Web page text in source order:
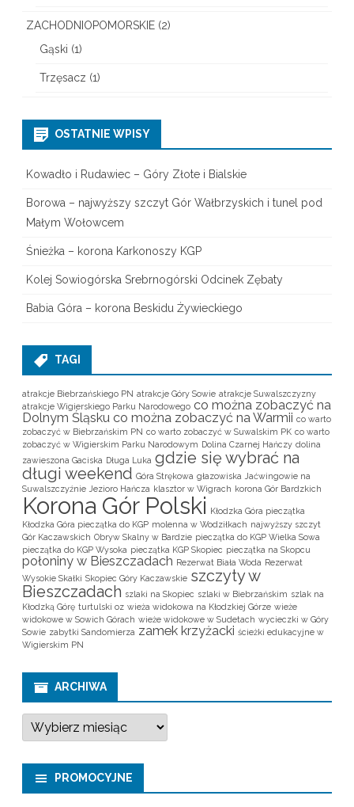
ZACHODNIOPOMORSKIE (2)
Gąski (1)
Trzęsacz (1)
OSTATNIE WPISY
Kowadło i Rudawiec – Góry Złote i Bialskie
Borowa – najwyższy szczyt Gór Wałbrzyskich i tunel pod
Małym Wołowcem
Śnieżka – korona Karkonoszy KGP
Kolej Sowiogórska Srebrnogórski Odcinek Zębaty
Babia Góra – korona Beskidu Żywieckiego
TAGI
atrakcje Biebrzańskiego PN atrakcje Góry Sowie atrakcje Suwalszczyzny
atrakcje Wigierskiego Parku Narodowego co można zobaczyć na
Dolnym Śląsku co można zobaczyć na Warmii co warto
zobaczyć w Biebrzańskim PN co warto zobaczyć w Suwalskim PK co warto
zobaczyć w Wigierskim Parku Narodowym Dolina Czarnej Hańczy dolina
zawieszona Gaciska Długa Luka gdzie się wybrać na
długi weekend Góra Strękowa głazowiska Jaćwingowie na
Suwalszczyźnie Jezioro Hańcza klasztor w Wigrach korona Gór Bardzkich
Korona Gór Polski Kłodzka Góra pieczątka
Kłodzka Góra pieczątka do KGP molenna w Wodziłkach najwyższy szczyt
Gór Kaczawskich Obryw Skalny w Bardzie pieczątka do KGP Wielka Sowa
pieczątka do KGP Wysoka pieczątka KGP Skopiec pieczątka na Skopcu
połoniny w Bieszczadach Rezerwat Biała Woda Rezerwat
Wysokie Skałki Skopiec Góry Kaczawskie szczyty w
Bieszczadach szlaki na Skopiec szlaki w Biebrzańskim szlak na
Kłodzką Górę turtulski oz wieża widokowa na Kłodzkiej Górze wieże
widokowe w Sowich Górach wieże widokowe w Sudetach wycieczki w Góry
Sowie zabytki Sandomierza zamek krzyżacki ścieżki edukacyjne w
Wigierskim PN
ARCHIWA
A
c
a
PROMOCYJNE